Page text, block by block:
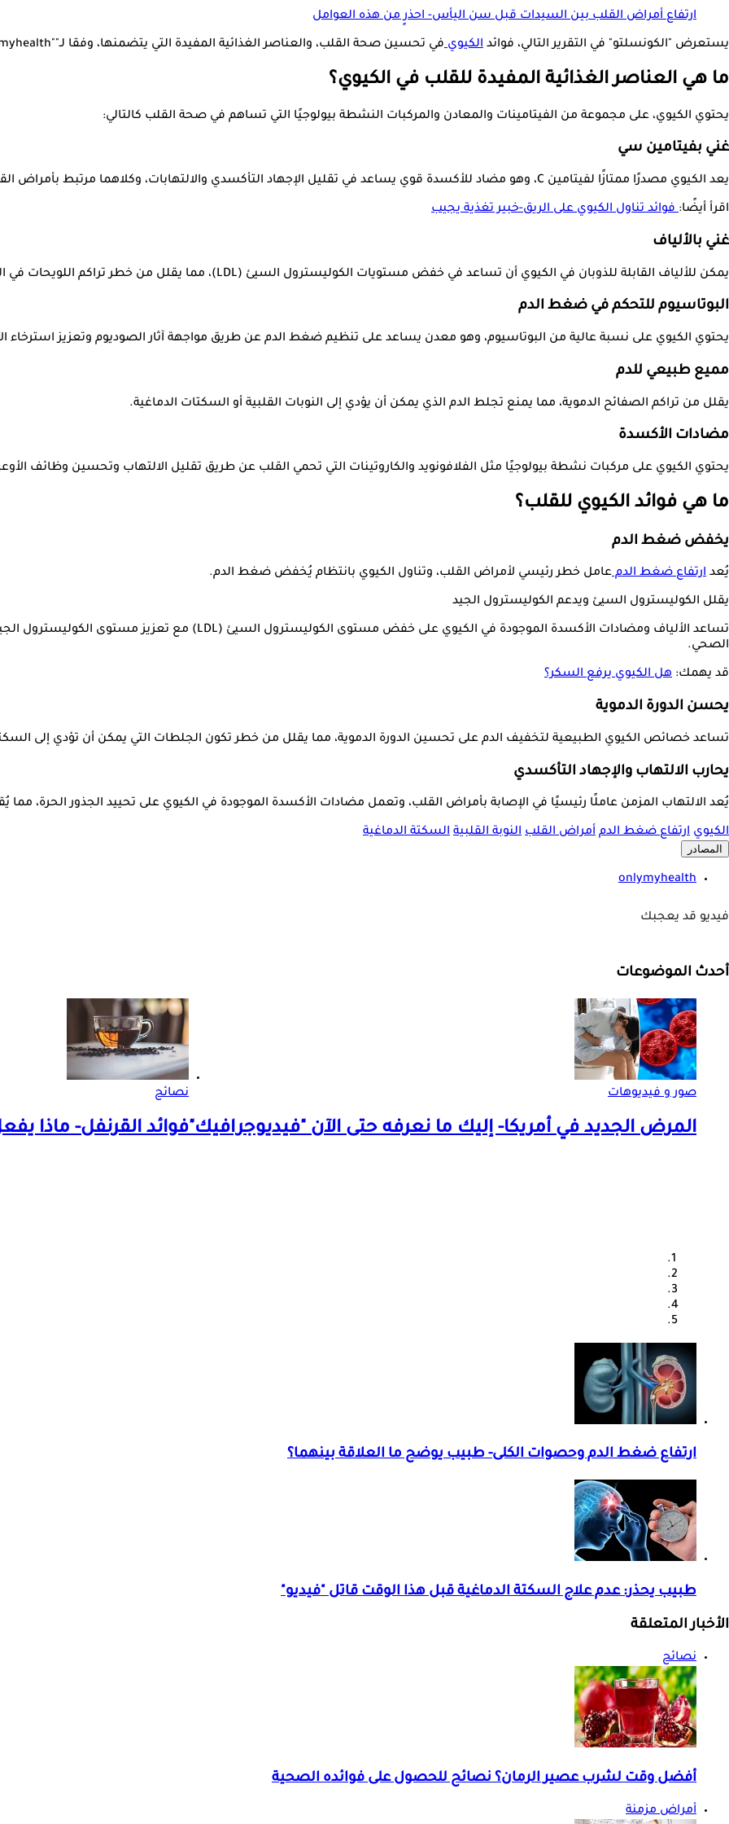
ارتفاع أمراض القلب بين السيدات قبل سن اليأس- احذرٍ من هذه العوامل
يستعرض "الكونسلتو" في التقرير التالي، فوائد الكيويفي تحسين صحة القلب، والعناصر الغذائية المفيدة التي يتضمنها، وفقا لـ""onlymyhealth.
ما هي العناصر الغذائية المفيدة للقلب في الكيوي؟
يحتوي الكيوي، على مجموعة من الفيتامينات والمعادن والمركبات النشطة بيولوجيًا التي تساهم في صحة القلب كالتالي:
غني بفيتامين سي
يعد الكيوي مصدرًا ممتازًا لفيتامين C، وهو مضاد للأكسدة قوي يساعد في تقليل الإجهاد التأكسدي والالتهابات، وكلاهما مرتبط بأمراض القلب.
اقرأ أيضًا:فوائد تناول الكيوي على الريق-خبير تغذية يجيب
غني بالألياف
يمكن للألياف القابلة للذوبان في الكيوي أن تساعد في خفض مستويات الكوليسترول السيئ (LDL)، مما يقلل من خطر تراكم اللويحات في الشرايين.
البوتاسيوم للتحكم في ضغط الدم
يحتوي الكيوي على نسبة عالية من البوتاسيوم، وهو معدن يساعد على تنظيم ضغط الدم عن طريق مواجهة آثار الصوديوم وتعزيز استرخاء
مميع طبيعي للدم
يقلل من تراكم الصفائح الدموية، مما يمنع تجلط الدم الذي يمكن أن يؤدي إلى النوبات القلبية أو السكتات الدماغية.
مضادات الأكسدة
يحتوي الكيوي على مركبات نشطة بيولوجيًا مثل الفلافونويد والكاروتينات التي تحمي القلب عن طريق تقليل الالتهاب وتحسين وظائف
ما هي فوائد الكيوي للقلب؟
يخفض ضغط الدم
يُعد ارتفاع ضغط الدمعامل خطر رئيسي لأمراض القلب، وتناول الكيوي بانتظام يُخفض ضغط الدم.
يقلل الكوليسترول السيئ ويدعم الكوليسترول الجيد
الصحي.
قد يهمك: هل الكيوي يرفع السكر؟
يحسن الدورة الدموية
تساعد خصائص الكيوي الطبيعية لتخفيف الدم على تحسين الدورة الدموية، مما يقلل من خطر تكون الجلطات التي يمكن أن تؤدي إلى
يحارب الالتهاب والإجهاد التأكسدي
يُعد الالتهاب المزمن عاملًا رئيسيًا في الإصابة بأمراض القلب، وتعمل مضادات الأكسدة الموجودة في الكيوي على تحييد الجذور الحرة، مما
الكيوي ارتفاع ضغط الدم أمراض القلب النوبة القلبية السكتة الدماغية
المصادر
onlymyhealth
فيديو قد يعجبك
أحدث الموضوعات
صور و فيديوهات
المرض الجديد في أمريكا- إليك ما نعرفه حتى الآن "فيديوجرافيك"
نصائح
فوائد القرنفل- ماذا
ارتفاع ضغط الدم وحصوات الكلى- طبيب يوضح ما العلاقة بينهما؟
طبيب يحذر: عدم علاج السكتة الدماغية قبل هذا الوقت قاتل "فيديو"
الأخبار المتعلقة
نصائح
أفضل وقت لشرب عصير الرمان؟ نصائح للحصول على فوائده الصحية
أمراض مزمنة